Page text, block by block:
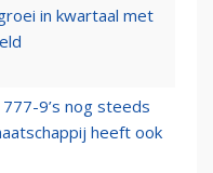
in kwartaal met
9’s nog steeds
heeft ook